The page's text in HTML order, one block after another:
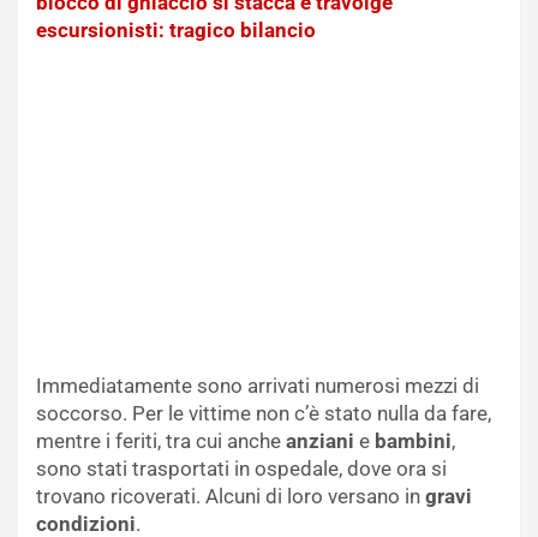
escursionisti: tragico bilancio
Immediatamente sono arrivati numerosi mezzi di
soccorso. Per le vittime non c’è stato nulla da fare,
mentre i feriti, tra cui anche anziani e bambini,
sono stati trasportati in ospedale, dove ora si
trovano ricoverati. Alcuni di loro versano in gravi
condizioni.